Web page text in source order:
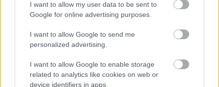
I want to allow my user data to be sent to
Google for online advertising purposes.
I want to allow Google to send me
personalized advertising.
I want to allow Google to enable storage
related to analytics like cookies on web or
device identifiers in apps.